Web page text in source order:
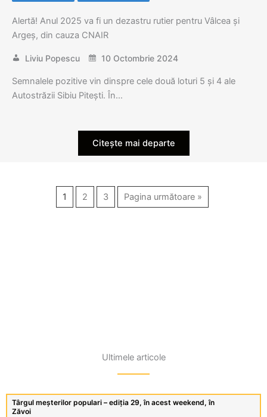
Alertă! Anul 2025 va fi un dezastru rutier pentru Vâlcea și
Argeș, din cauza CNAIR
Liviu Popescu 10 Octombrie 2024
Semnalele pozitive vin dinspre cele două loturi 5 și 4 ale
Autostrăzii Sibiu Pitești. În…
Citește mai departe
1 2 3 Pagina următoare »
Ultimele articole
Târgul meşterilor populari – ediţia 29, în acest weekend, în
Zăvoi